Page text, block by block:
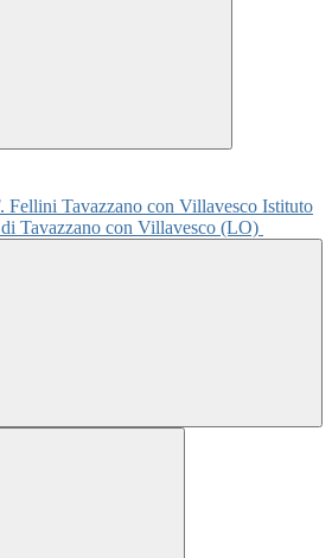
Istituto
di Tavazzano con Villavesco (LO)